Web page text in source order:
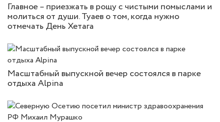
Главное – приезжать в рощу с чистыми помыслами и
молиться от души. Туаев о том, когда нужно
отмечать День Хетага
Масштабный выпускной вечер состоялся в парке
отдыха Alpina